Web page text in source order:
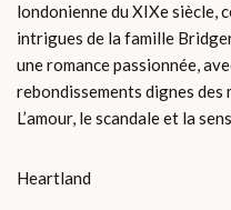
londonienne du XIXe siècle,
intrigues de la famille
une romance passionnée,
rebondissements dignes des
L’amour, le scandale et la
Heartland